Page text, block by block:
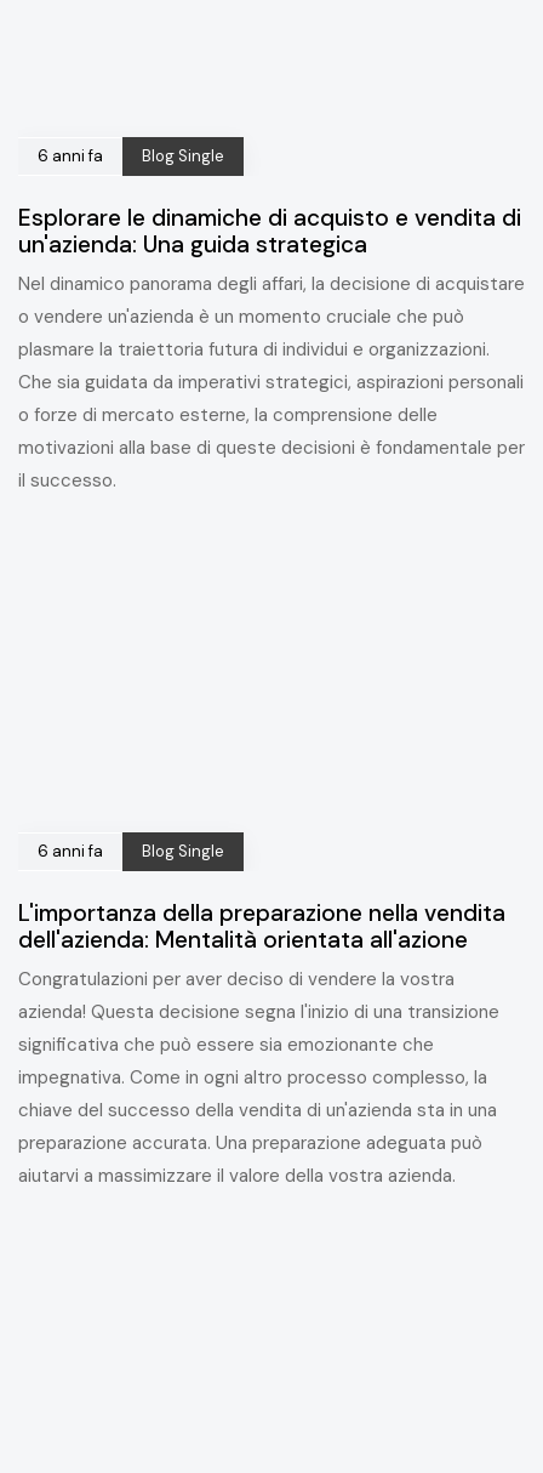
6 anni fa Blog Single
Esplorare le dinamiche di acquisto e vendita di
un'azienda: Una guida strategica
Nel dinamico panorama degli affari, la decisione di acquistare
o vendere un'azienda è un momento cruciale che può
plasmare la traiettoria futura di individui e organizzazioni.
Che sia guidata da imperativi strategici, aspirazioni personali
o forze di mercato esterne, la comprensione delle
motivazioni alla base di queste decisioni è fondamentale per
il successo.
6 anni fa Blog Single
L'importanza della preparazione nella vendita
dell'azienda: Mentalità orientata all'azione
Congratulazioni per aver deciso di vendere la vostra
azienda! Questa decisione segna l'inizio di una transizione
significativa che può essere sia emozionante che
impegnativa. Come in ogni altro processo complesso, la
chiave del successo della vendita di un'azienda sta in una
preparazione accurata. Una preparazione adeguata può
aiutarvi a massimizzare il valore della vostra azienda.